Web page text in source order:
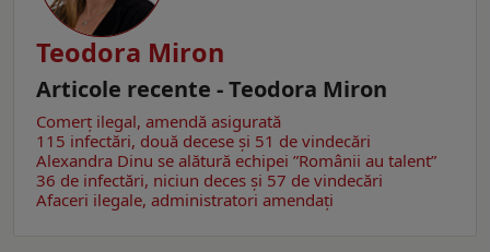
Teodora Miron
Articole recente - Teodora Miron
Comerț ilegal, amendă asigurată
115 infectări, două decese și 51 de vindecări
Alexandra Dinu se alătură echipei ”Românii au talent”
36 de infectări, niciun deces și 57 de vindecări
Afaceri ilegale, administratori amendați